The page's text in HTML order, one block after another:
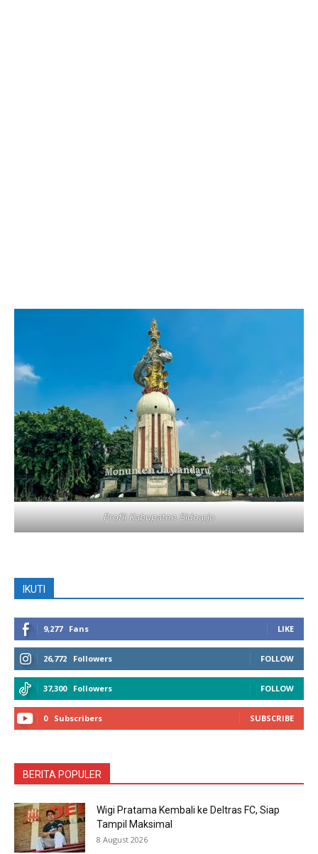
Profil Kabupaten Sidoarjo
IKUTI
9,277 Fans LIKE
26,772 Followers FOLLOW
37,300 Followers FOLLOW
0 Subscribers SUBSCRIBE
BERITA POPULER
Wigi Pratama Kembali ke Deltras FC, Siap
Tampil Maksimal
8 August 2026